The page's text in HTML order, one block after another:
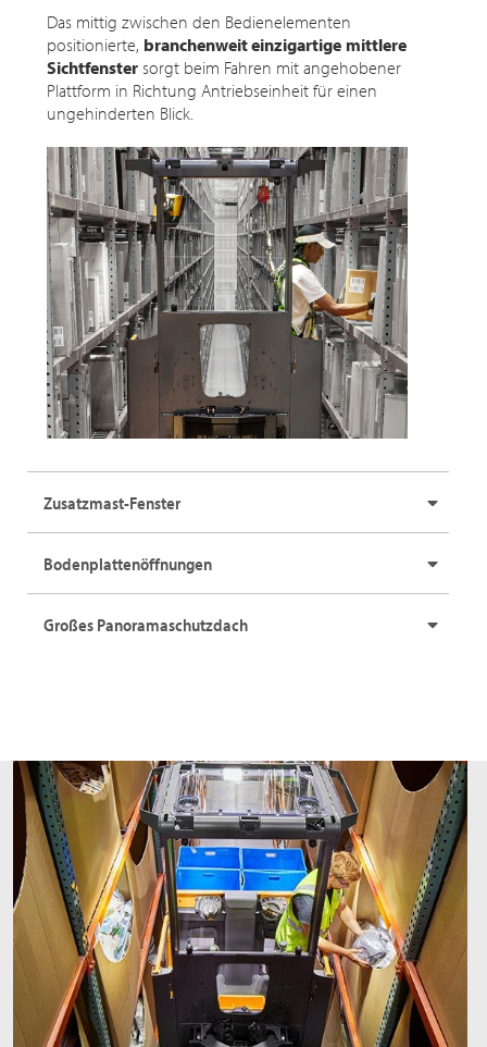
Das mittig zwischen den Bedienelementen
positionierte, branchenweit einzigartige mittlere
Sichtfenster sorgt beim Fahren mit angehobener
Plattform in Richtung Antriebseinheit für einen
ungehinderten Blick.
Zusatzmast-Fenster
Bodenplattenöffnungen
Großes Panoramaschutzdach